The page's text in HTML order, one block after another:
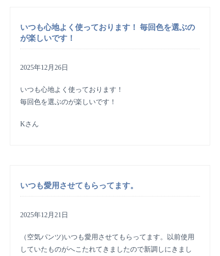
いつも心地よく使っております！ 毎回色を選ぶの
が楽しいです！
2025年12月26日
いつも心地よく使っております！
毎回色を選ぶのが楽しいです！
Kさん
いつも愛用させてもらってます。
2025年12月21日
（空気パンツ)いつも愛用させてもらってます。以前使用
していたものがへこたれてきましたので新調しにきまし